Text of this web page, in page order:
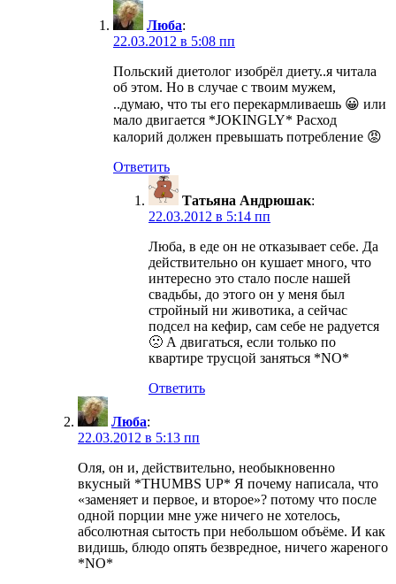
Люба:
22.03.2012 в 5:08 пп
Польский диетолог изобрёл диету..я читала
об этом. Но в случае с твоим мужем,
..думаю, что ты его перекармливаешь 😀 или
мало двигается *JOKINGLY* Расход
калорий должен превышать потребление 😡
Ответить
Татьяна Андрюшак:
22.03.2012 в 5:14 пп
Люба, в еде он не отказывает себе. Да
действительно он кушает много, что
интересно это стало после нашей
свадьбы, до этого он у меня был
стройный ни животика, а сейчас
подсел на кефир, сам себе не радуется
🙁 А двигаться, если только по
квартире трусцой заняться *NO*
Ответить
Люба:
22.03.2012 в 5:13 пп
Оля, он и, действительно, необыкновенно
вкусный *THUMBS UP* Я почему написала, что
«заменяет и первое, и второе»? потому что после
одной порции мне уже ничего не хотелось,
абсолютная сытость при небольшом объёме. И как
видишь, блюдо опять безвредное, ничего жареного
*NO*